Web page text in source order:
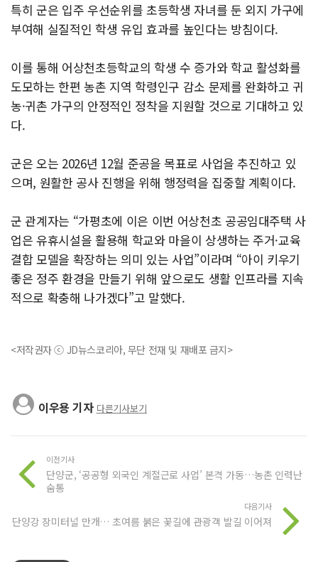
특히 군은 입주 우선순위를 초등학생 자녀를 둔 외지 가구에
부여해 실질적인 학생 유입 효과를 높인다는 방침이다.
이를 통해 어상천초등학교의 학생 수 증가와 학교 활성화를
도모하는 한편 농촌 지역 학령인구 감소 문제를 완화하고 귀
농·귀촌 가구의 안정적인 정착을 지원할 것으로 기대하고 있
다.
군은 오는 2026년 12월 준공을 목표로 사업을 추진하고 있
으며, 원활한 공사 진행을 위해 행정력을 집중할 계획이다.
군 관계자는 “가평초에 이은 이번 어상천초 공공임대주택 사
업은 유휴시설을 활용해 학교와 마을이 상생하는 주거·교육
결합 모델을 확장하는 의미 있는 사업”이라며 “아이 키우기
좋은 정주 환경을 만들기 위해 앞으로도 생활 인프라를 지속
적으로 확충해 나가겠다”고 말했다.
<저작권자 ⓒ JD뉴스코리아, 무단 전재 및 재배포 금지>
이우용 기자 다른기사보기
이전기사
단양군, ‘공공형 외국인 계절근로 사업’ 본격 가동…농촌 인력난
숨통
다음기사
단양강 장미터널 만개… 초여름 붉은 꽃길에 관광객 발길 이어져